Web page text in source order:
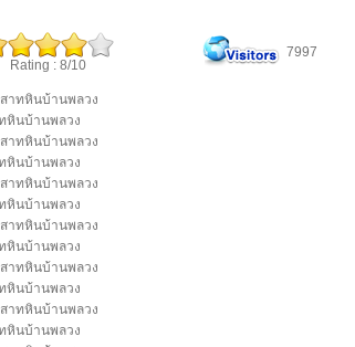
Rating : 8/10
7997
หินบ้านพลวง
หินบ้านพลวง
หินบ้านพลวง
หินบ้านพลวง
หินบ้านพลวง
หินบ้านพลวง